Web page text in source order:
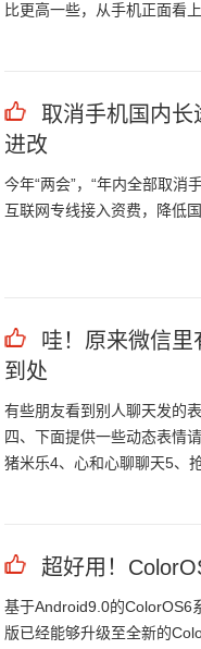
比更高一些，从手机正面看上
取消手机国内长
进改
今年“两会”，“年内全部取消
互联网专线接入资费，降低
哇！原来微信里
到处
有些朋友看到别人聊天发的
四、下面提供一些动态表情
猪米乐4、心和心聊聊天5、
超好用！
基于Android9.0的ColorOS6
版已经能够升级至全新的